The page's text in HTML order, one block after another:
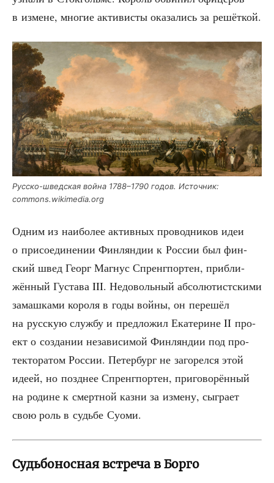
в измене, мно­гие акти­ви­сты ока­за­лись за решёткой.
Рус­ско-швед­ская вой­на 1788–1790 годов. Источ­ник:
commons.wikimedia.org
Одним из наи­бо­лее актив­ных про­вод­ни­ков идеи
о при­со­еди­не­нии Фин­лян­дии к Рос­сии был фин­
ский швед Георг Маг­нус Спренг­пор­тен, при­бли­
жён­ный Густа­ва III. Недо­воль­ный абсо­лю­тист­ски­ми
замаш­ка­ми коро­ля в годы вой­ны, он пере­шёл
на рус­скую служ­бу и пред­ло­жил Ека­те­рине II про­
ект о созда­нии неза­ви­си­мой Фин­лян­дии под про­
тек­то­ра­том Рос­сии. Петер­бург не заго­рел­ся этой
иде­ей, но позд­нее Спренг­пор­тен, при­го­во­рён­ный
на родине к смерт­ной каз­ни за изме­ну, сыг­ра­ет
свою роль в судь­бе Суоми.
Судьбоносная встреча в Борго